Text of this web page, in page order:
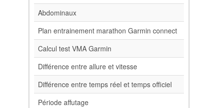
Abdominaux
Plan entrainement marathon Garmin connect
Calcul test VMA Garmin
Différence entre allure et vitesse
Différence entre temps réel et temps officiel
Période affutage